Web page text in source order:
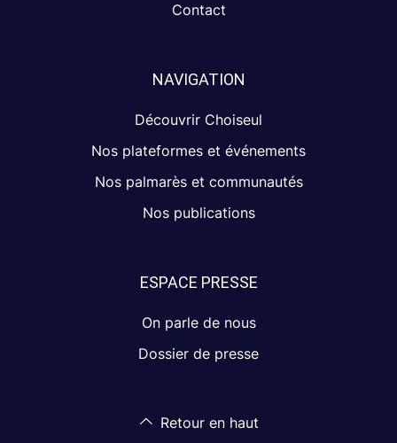
Contact
NAVIGATION
Découvrir Choiseul
Nos plateformes et événements
Nos palmarès et communautés
Nos publications
ESPACE PRESSE
On parle de nous
Dossier de presse
Retour en haut